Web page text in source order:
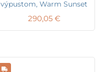
výpustom, Warm Sunset
290,05 €